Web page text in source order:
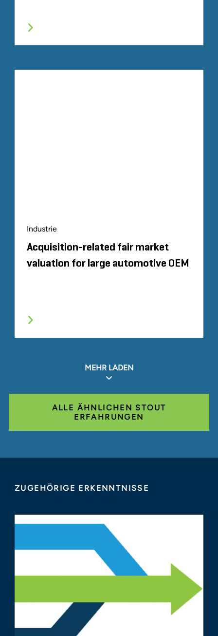
Industrie
Acquisition-related fair market
valuation for large automotive OEM
MEHR LADEN
ALLE ÄHNLICHEN STOUT
ERFAHRUNGEN
ZUGEHÖRIGE ERKENNTNISSE